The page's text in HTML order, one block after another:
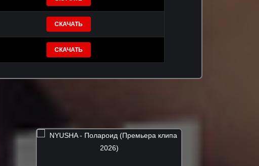
СКАЧАТЬ
СКАЧАТЬ